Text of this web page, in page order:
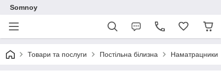
Somnoy
Товари та послуги Постільна білизна Наматрацники